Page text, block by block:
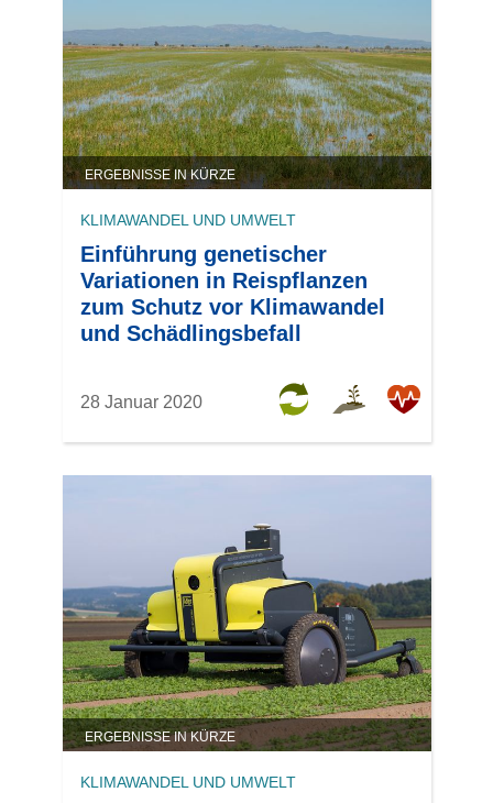
ERGEBNISSE IN KÜRZE
KLIMAWANDEL UND UMWELT
Einführung genetischer
Variationen in Reispflanzen
zum Schutz vor Klimawandel
und Schädlingsbefall
28 Januar 2020
ERGEBNISSE IN KÜRZE
KLIMAWANDEL UND UMWELT